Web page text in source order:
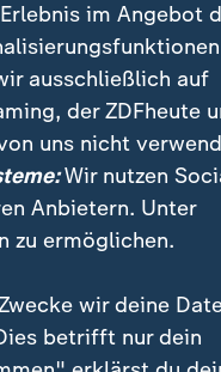
auf über
im Angebot
ausschließlich auf
der ZDFheute
uns nicht
Wir nutzen
Anbietern. Unter
zu ermöglichen.
wir deine
betrifft nur dein